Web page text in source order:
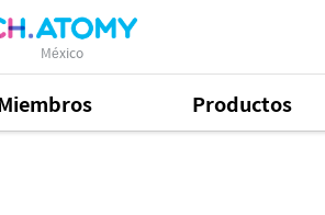
México
Productos